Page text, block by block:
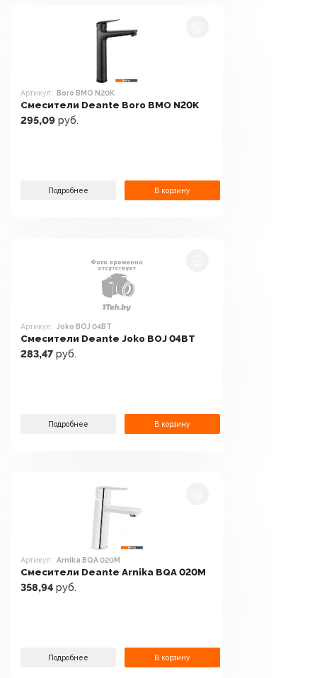
Артикул: Boro BMO N20K
Смесители Deante Boro BMO N20K
295,09 руб.
Подробнее В корзину
Артикул: Joko BOJ 04BT
Смесители Deante Joko BOJ 04BT
283,47 руб.
Подробнее В корзину
Артикул: Arnika BQA 020M
Смесители Deante Arnika BQA 020M
358,94 руб.
Подробнее В корзину